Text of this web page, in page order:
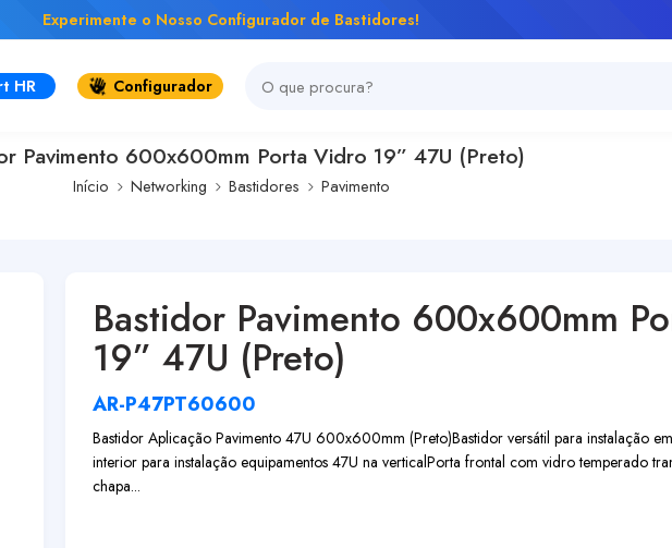
Experimente o Nosso Configurador de Bastidores!
HR Configurador
Pavimento 600x600mm Porta Vidro 19” 47U (Preto)
Início Networking Bastidores Pavimento
Bastidor Pavimento 600x600mm
19” 47U (Preto)
AR-P47PT60600
Bastidor Aplicação Pavimento 47U 600x600mm (Preto)Bastidor versátil para instalação
interior para instalação equipamentos 47U na verticalPorta frontal com vidro temperado
chapa...